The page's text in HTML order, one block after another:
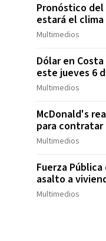
Pronóstico del
estará el clima
Multimedios
Dólar en
este jueves 6
Multimedios
McDonald's
para contratar
Multimedios
Fuerza
asalto a
Multimedios